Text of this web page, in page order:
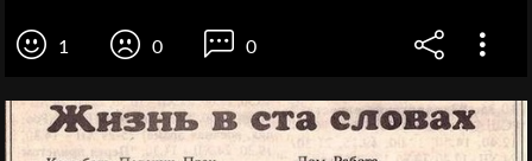
1 0 0